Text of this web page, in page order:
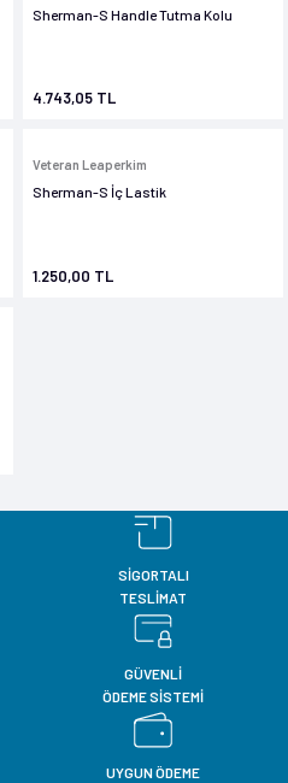
Sherman-S Handle Tutma Kolu
4.743,05 TL
Veteran Leaperkim
Sherman-S İç Lastik
1.250,00 TL
SİGORTALI
TESLİMAT
GÜVENLİ
ÖDEME SİSTEMİ
UYGUN ÖDEME